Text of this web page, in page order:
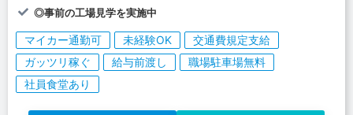
◎事前の工場見学を実施中
マイカー通勤可 未経験OK
交通費規定支給
ガッツリ稼ぐ
給与前渡し
職場駐車場無料
社員食堂あり